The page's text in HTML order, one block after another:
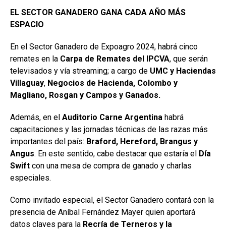
EL SECTOR GANADERO GANA CADA AÑO MÁS
ESPACIO
En el Sector Ganadero de Expoagro 2024, habrá cinco
remates en la Carpa de Remates del IPCVA, que serán
televisados y vía streaming; a cargo de UMC y Haciendas
Villaguay, Negocios de Hacienda, Colombo y
Magliano, Rosgan y Campos y Ganados.
Además, en el Auditorio Carne Argentina habrá
capacitaciones y las jornadas técnicas de las razas más
importantes del país: Braford, Hereford, Brangus y
Angus. En este sentido, cabe destacar que estaría el Día
Swift con una mesa de compra de ganado y charlas
especiales.
Como invitado especial, el Sector Ganadero contará con la
presencia de Aníbal Fernández Mayer quien aportará
datos claves para la Recría de Terneros y la